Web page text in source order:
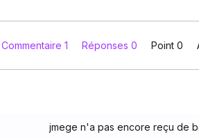
Commentaire 1 Réponses 0 Point 0
jmege n'a pas encore reçu de